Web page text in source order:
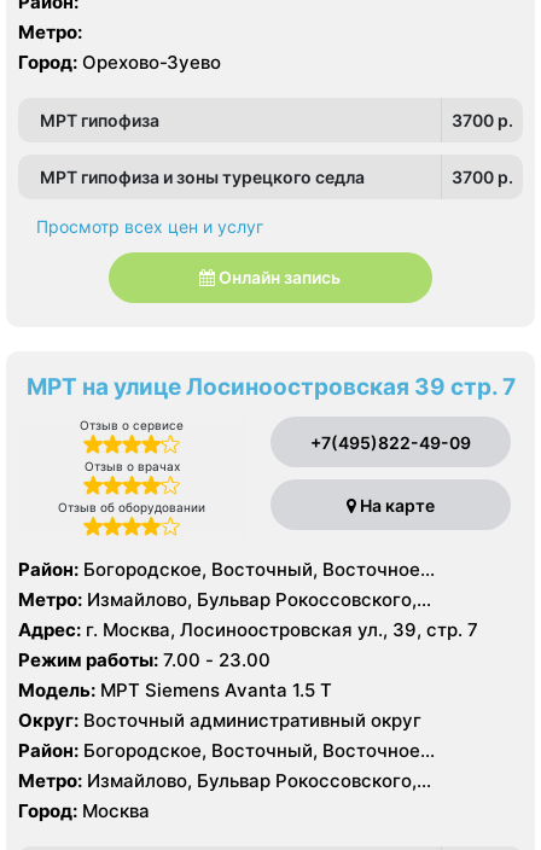
Метро:
Город: Орехово-Зуево
МРТ гипофиза 3700 p.
МРТ гипофиза и зоны турецкого седла 3700 p.
Просмотр всех цен и услуг
Онлайн запись
МРТ на улице Лосиноостровская 39 стр. 7
Отзыв о сервисе
Отзыв о врачах
Отзыв об оборудовании
+7(495)822-49-09
На карте
Район: Богородское, Восточный, Восточное
Измайлово, Гольяново, Измайлово, Метрогородок,
Северное Измайлово, Соколиная Гора, Сокольники
Метро: Измайлово, Бульвар Рокоссовского,
Белокаменная , Локомотив , Партизанская,
Первомайская, Преображенская площадь, Ростокино,
Семеновская, Сокольники, Черкизовская, Щелковская,
Электрозаводская
Адрес: г. Москва, Лосиноостровская ул., 39, стр. 7
Режим работы: 7.00 - 23.00
Модель: МРТ Siemens Avanta 1.5 Т
Округ: Восточный административный округ
Район: Богородское, Восточный, Восточное
Измайлово, Гольяново, Измайлово, Метрогородок,
Северное Измайлово, Соколиная Гора, Сокольники
Метро: Измайлово, Бульвар Рокоссовского,
Белокаменная , Локомотив , Партизанская,
Первомайская, Преображенская площадь, Ростокино,
Город: Москва